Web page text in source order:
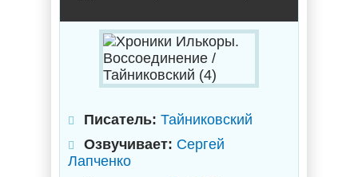
Писатель: Тайниковский
Озвучивает: Сергей
Лапченко